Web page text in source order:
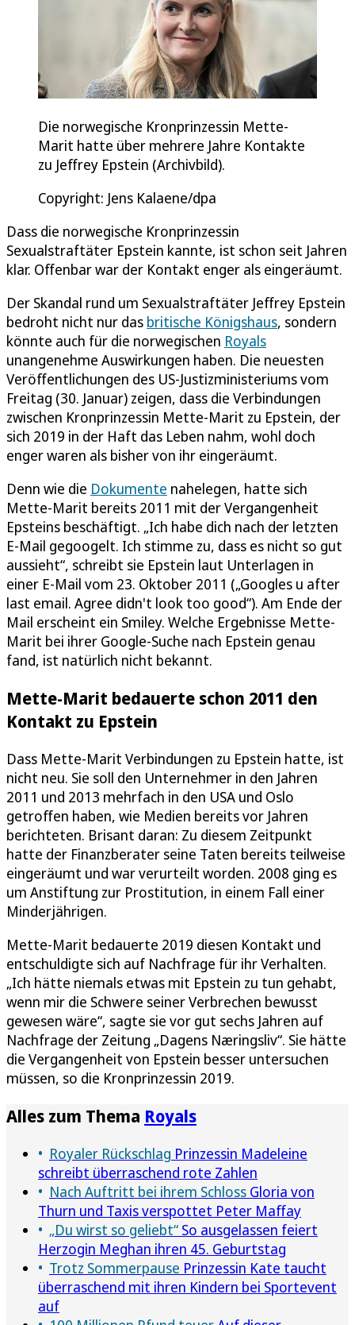
Die norwegische Kronprinzessin Mette-
Marit hatte über mehrere Jahre Kontakte
zu Jeffrey Epstein (Archivbild).
Copyright: Jens Kalaene/dpa
Dass die norwegische Kronprinzessin
Sexualstraftäter Epstein kannte, ist schon seit Jahren
klar. Offenbar war der Kontakt enger als eingeräumt.
Der Skandal rund um Sexualstraftäter Jeffrey Epstein
bedroht nicht nur das britische Königshaus, sondern
könnte auch für die norwegischen Royals
unangenehme Auswirkungen haben. Die neuesten
Veröffentlichungen des US-Justizministeriums vom
Freitag (30. Januar) zeigen, dass die Verbindungen
zwischen Kronprinzessin Mette-Marit zu Epstein, der
sich 2019 in der Haft das Leben nahm, wohl doch
enger waren als bisher von ihr eingeräumt.
Denn wie die Dokumente nahelegen, hatte sich
Mette-Marit bereits 2011 mit der Vergangenheit
Epsteins beschäftigt. „Ich habe dich nach der letzten
E-Mail gegoogelt. Ich stimme zu, dass es nicht so gut
aussieht“, schreibt sie Epstein laut Unterlagen in
einer E-Mail vom 23. Oktober 2011 („Googles u after
last email. Agree didn't look too good“). Am Ende der
Mail erscheint ein Smiley. Welche Ergebnisse Mette-
Marit bei ihrer Google-Suche nach Epstein genau
fand, ist natürlich nicht bekannt.
Mette-Marit bedauerte schon 2011 den
Kontakt zu Epstein
Dass Mette-Marit Verbindungen zu Epstein hatte, ist
nicht neu. Sie soll den Unternehmer in den Jahren
2011 und 2013 mehrfach in den USA und Oslo
getroffen haben, wie Medien bereits vor Jahren
berichteten. Brisant daran: Zu diesem Zeitpunkt
hatte der Finanzberater seine Taten bereits teilweise
eingeräumt und war verurteilt worden. 2008 ging es
um Anstiftung zur Prostitution, in einem Fall einer
Minderjährigen.
Mette-Marit bedauerte 2019 diesen Kontakt und
entschuldigte sich auf Nachfrage für ihr Verhalten.
„Ich hätte niemals etwas mit Epstein zu tun gehabt,
wenn mir die Schwere seiner Verbrechen bewusst
gewesen wäre“, sagte sie vor gut sechs Jahren auf
Nachfrage der Zeitung „Dagens Næringsliv“. Sie hätte
die Vergangenheit von Epstein besser untersuchen
müssen, so die Kronprinzessin 2019.
Alles zum Thema Royals
Royaler Rückschlag Prinzessin Madeleine
schreibt überraschend rote Zahlen
Nach Auftritt bei ihrem Schloss Gloria von
Thurn und Taxis verspottet Peter Maffay
„Du wirst so geliebt“ So ausgelassen feiert
Herzogin Meghan ihren 45. Geburtstag
Trotz Sommerpause Prinzessin Kate taucht
überraschend mit ihren Kindern bei Sportevent
auf